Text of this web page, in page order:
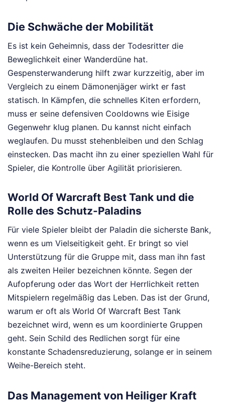
Die Schwäche der Mobilität
Es ist kein Geheimnis, dass der Todesritter die
Beweglichkeit einer Wanderdüne hat.
Gespensterwanderung hilft zwar kurzzeitig, aber im
Vergleich zu einem Dämonenjäger wirkt er fast
statisch. In Kämpfen, die schnelles Kiten erfordern,
muss er seine defensiven Cooldowns wie Eisige
Gegenwehr klug planen. Du kannst nicht einfach
weglaufen. Du musst stehenbleiben und den Schlag
einstecken. Das macht ihn zu einer speziellen Wahl für
Spieler, die Kontrolle über Agilität priorisieren.
World Of Warcraft Best Tank und die
Rolle des Schutz-Paladins
Für viele Spieler bleibt der Paladin die sicherste Bank,
wenn es um Vielseitigkeit geht. Er bringt so viel
Unterstützung für die Gruppe mit, dass man ihn fast
als zweiten Heiler bezeichnen könnte. Segen der
Aufopferung oder das Wort der Herrlichkeit retten
Mitspielern regelmäßig das Leben. Das ist der Grund,
warum er oft als World Of Warcraft Best Tank
bezeichnet wird, wenn es um koordinierte Gruppen
geht. Sein Schild des Redlichen sorgt für eine
konstante Schadensreduzierung, solange er in seinem
Weihe-Bereich steht.
Das Management von Heiliger Kraft